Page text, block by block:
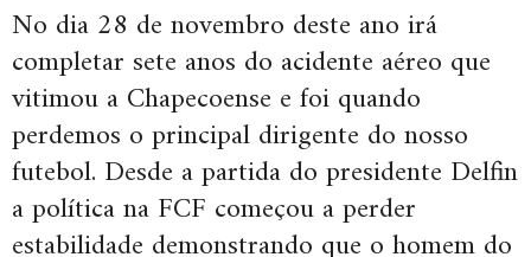
No dia 28 de novembro deste ano irá
completar sete anos do acidente aéreo que
vitimou a Chapecoense e foi quando
perdemos o principal dirigente do nosso
futebol. Desde a partida do presidente Delfin
a política na FCF começou a perder
estabilidade demonstrando que o homem do